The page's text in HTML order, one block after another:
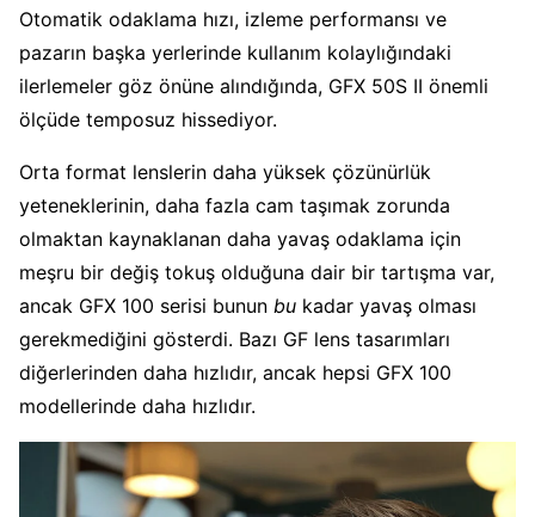
Otomatik odaklama hızı, izleme performansı ve
pazarın başka yerlerinde kullanım kolaylığındaki
ilerlemeler göz önüne alındığında, GFX 50S II önemli
ölçüde temposuz hissediyor.
Orta format lenslerin daha yüksek çözünürlük
yeteneklerinin, daha fazla cam taşımak zorunda
olmaktan kaynaklanan daha yavaş odaklama için
meşru bir değiş tokuş olduğuna dair bir tartışma var,
ancak GFX 100 serisi bunun bu kadar yavaş olması
gerekmediğini gösterdi. Bazı GF lens tasarımları
diğerlerinden daha hızlıdır, ancak hepsi GFX 100
modellerinde daha hızlıdır.